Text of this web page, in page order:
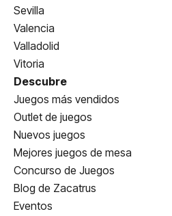
Sevilla
Valencia
Valladolid
Vitoria
Descubre
Juegos más vendidos
Outlet de juegos
Nuevos juegos
Mejores juegos de mesa
Concurso de Juegos
Blog de Zacatrus
Eventos